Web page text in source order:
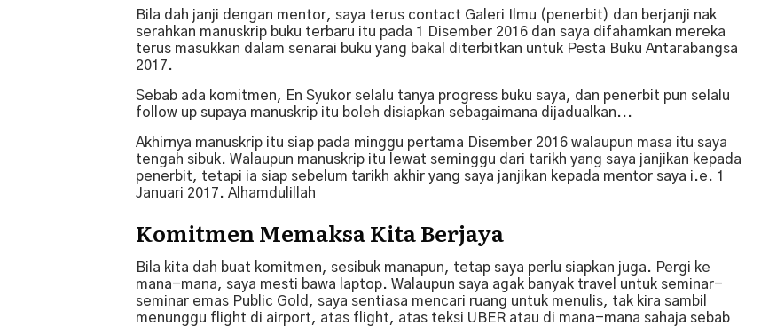
Bila dah janji dengan mentor, saya terus contact Galeri Ilmu (penerbit) dan berjanji nak
serahkan manuskrip buku terbaru itu pada 1 Disember 2016 dan saya difahamkan mereka
terus masukkan dalam senarai buku yang bakal diterbitkan untuk Pesta Buku Antarabangsa
2017.
Sebab ada komitmen, En Syukor selalu tanya progress buku saya, dan penerbit pun selalu
follow up supaya manuskrip itu boleh disiapkan sebagaimana dijadualkan...
Akhirnya manuskrip itu siap pada minggu pertama Disember 2016 walaupun masa itu saya
tengah sibuk. Walaupun manuskrip itu lewat seminggu dari tarikh yang saya janjikan kepada
penerbit, tetapi ia siap sebelum tarikh akhir yang saya janjikan kepada mentor saya i.e. 1
Januari 2017. Alhamdulillah
Komitmen Memaksa Kita Berjaya
Bila kita dah buat komitmen, sesibuk manapun, tetap saya perlu siapkan juga. Pergi ke
mana-mana, saya mesti bawa laptop. Walaupun saya agak banyak travel untuk seminar-
seminar emas Public Gold, saya sentiasa mencari ruang untuk menulis, tak kira sambil
menunggu flight di airport, atas flight, atas teksi UBER atau di mana-mana sahaja sebab